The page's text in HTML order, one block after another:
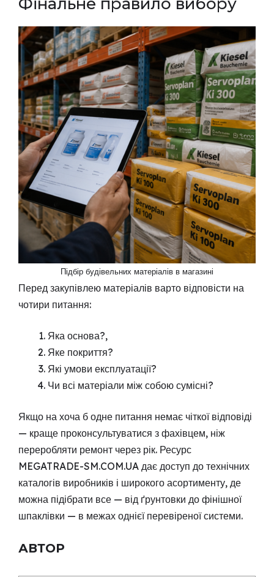
Підбір будівельних матеріалів в магазині
Перед закупівлею матеріалів варто відповісти на
чотири питання:
Яка основа?,
Яке покриття?
Які умови експлуатації?
Чи всі матеріали між собою сумісні?
Якщо на хоча б одне питання немає чіткої відповіді
— краще проконсультуватися з фахівцем, ніж
переробляти ремонт через рік. Ресурс
MEGATRADE-SM.COM.UA дає доступ до технічних
каталогів виробників і широкого асортименту, де
можна підібрати все — від ґрунтовки до фінішної
шпаклівки — в межах однієї перевіреної системи.
АВТОР